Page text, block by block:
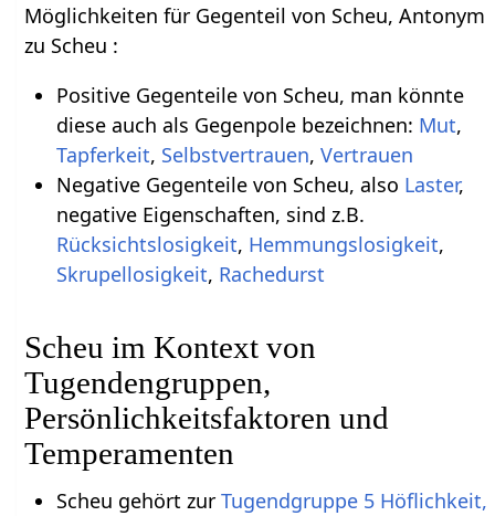
Möglichkeiten für Gegenteil von Scheu, Antonym
zu Scheu :
Positive Gegenteile von Scheu, man könnte
diese auch als Gegenpole bezeichnen: Mut,
Tapferkeit, Selbstvertrauen, Vertrauen
Negative Gegenteile von Scheu, also Laster,
negative Eigenschaften, sind z.B.
Rücksichtslosigkeit, Hemmungslosigkeit,
Skrupellosigkeit, Rachedurst
Scheu im Kontext von
Tugendengruppen,
Persönlichkeitsfaktoren und
Temperamenten
Scheu gehört zur Tugendgruppe 5 Höflichkeit,